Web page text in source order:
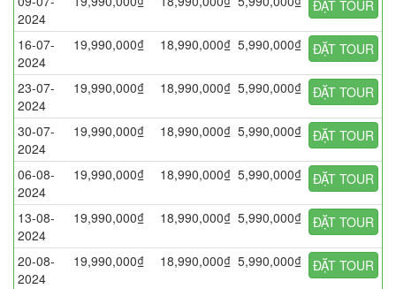
2024
ĐẶT TOUR
16-07-
2024
19,990,000₫ 18,990,000₫ 5,990,000₫ ĐẶT TOUR
23-07-
2024
19,990,000₫ 18,990,000₫ 5,990,000₫ ĐẶT TOUR
30-07-
2024
19,990,000₫ 18,990,000₫ 5,990,000₫ ĐẶT TOUR
06-08-
2024
19,990,000₫ 18,990,000₫ 5,990,000₫ ĐẶT TOUR
13-08-
2024
19,990,000₫ 18,990,000₫ 5,990,000₫ ĐẶT TOUR
20-08-
2024
19,990,000₫ 18,990,000₫ 5,990,000₫ ĐẶT TOUR